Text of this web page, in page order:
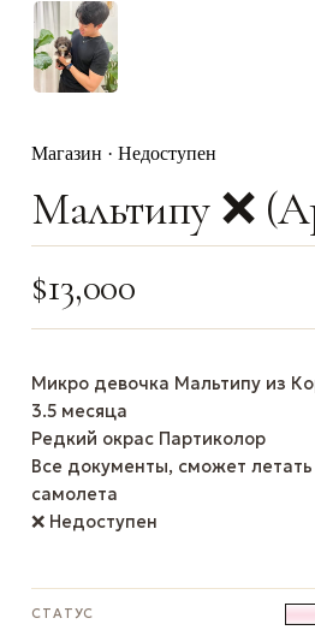
Магазин · Недоступен
Мальтипу ❌️
$13,000
Микро девочка Мальтипу из
3.5 месяца
Редкий окрас Партиколор
Все документы, сможет
самолета
❌ Недоступен
СТАТУС